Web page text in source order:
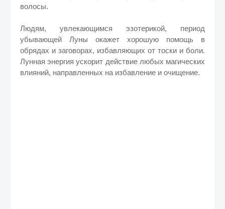
волосы.
Людям, увлекающимся эзотерикой, период
убывающей Луны окажет хорошую помощь в
обрядах и заговорах, избавляющих от тоски и боли.
Лунная энергия ускорит действие любых магических
влияний, направленных на избавление и очищение.